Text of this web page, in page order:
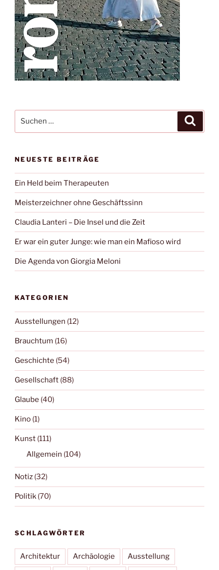
nach:
NEUESTE BEITRÄGE
Ein Held beim Therapeuten
Meisterzeichner ohne Geschäftssinn
Claudia Lanteri – Die Insel und die Zeit
Er war ein guter Junge: wie man ein Mafioso wird
Die Agenda von Giorgia Meloni
KATEGORIEN
Ausstellungen (12)
Brauchtum (16)
Geschichte (54)
Gesellschaft (88)
Glaube (40)
Kino (1)
Kunst (111)
Allgemein (104)
Notiz (32)
Politik (70)
SCHLAGWÖRTER
Architektur Archäologie Ausstellung